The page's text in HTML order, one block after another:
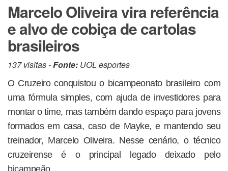
Marcelo Oliveira vira referência
e alvo de cobiça de cartolas
brasileiros
137 visitas -Fonte: UOL esportes
O Cruzeiro conquistou o bicampeonato brasileiro com
uma fórmula simples, com ajuda de investidores para
montar o time, mas também dando espaço para jovens
formados em casa, caso de Mayke, e mantendo seu
treinador, Marcelo Oliveira. Nesse cenário, o técnico
cruzeirense é o principal legado deixado pelo
bicampeão.